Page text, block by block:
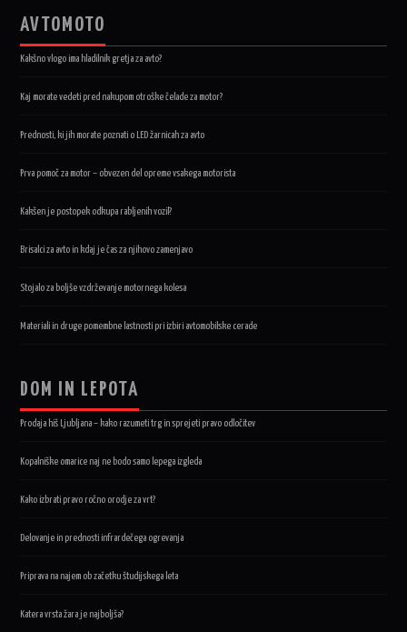
AVTOMOTO
Kakšno vlogo ima hladilnik gretja za avto?
Kaj morate vedeti pred nakupom otroške čelade za motor?
Prednosti, ki jih morate poznati o LED žarnicah za avto
Prva pomoč za motor – obvezen del opreme vsakega motorista
Kakšen je postopek odkupa rabljenih vozil?
Brisalci za avto in kdaj je čas za njihovo zamenjavo
Stojalo za boljše vzdrževanje motornega kolesa
Materiali in druge pomembne lastnosti pri izbiri avtomobilske cerade
DOM IN LEPOTA
Prodaja hiš Ljubljana – kako razumeti trg in sprejeti pravo odločitev
Kopalniške omarice naj ne bodo samo lepega izgleda
Kako izbrati pravo ročno orodje za vrt?
Delovanje in prednosti infrardečega ogrevanja
Priprava na najem ob začetku študijskega leta
Katera vrsta žara je najboljša?